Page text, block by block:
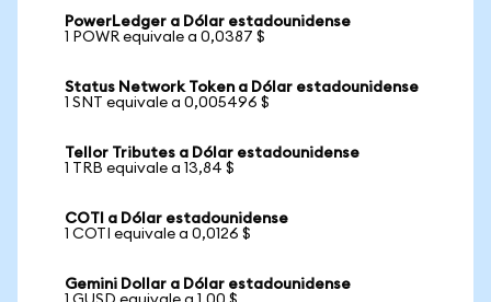
PowerLedger a Dólar estadounidense
1 POWR equivale a 0,0387 $
Status Network Token a Dólar estadounidense
1 SNT equivale a 0,005496 $
Tellor Tributes a Dólar estadounidense
1 TRB equivale a 13,84 $
COTI a Dólar estadounidense
1 COTI equivale a 0,0126 $
Gemini Dollar a Dólar estadounidense